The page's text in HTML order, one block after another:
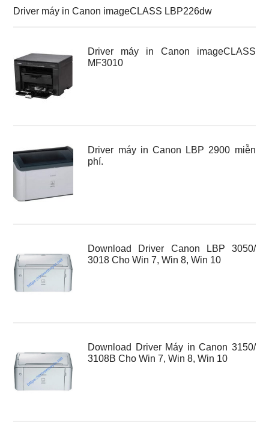
Driver máy in Canon imageCLASS LBP226dw
Driver máy in Canon imageCLASS
MF3010
Driver máy in Canon LBP 2900 miễn
phí.
Download Driver Canon LBP 3050/
3018 Cho Win 7, Win 8, Win 10
Download Driver Máy in Canon 3150/
3108B Cho Win 7, Win 8, Win 10